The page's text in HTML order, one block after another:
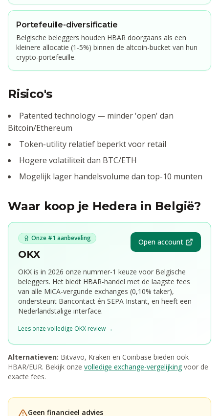
Portefeuille-diversificatie
Belgische beleggers houden HBAR doorgaans als een
kleinere allocatie (1-5%) binnen de altcoin-bucket van hun
crypto-portefeuille.
Risico's
Patented technology — minder 'open' dan
Bitcoin/Ethereum
Token-utility relatief beperkt voor retail
Hogere volatiliteit dan BTC/ETH
Mogelijk lager handelsvolume dan top-10 munten
Waar koop je Hedera in België?
Onze #1 aanbeveling
OKX
Open account
OKX is in 2026 onze nummer-1 keuze voor Belgische
beleggers. Het biedt HBAR-handel met de laagste fees
van alle MiCA-vergunde exchanges (0,10% taker),
ondersteunt Bancontact én SEPA Instant, en heeft een
Nederlandstalige interface.
Lees onze volledige OKX review →
Alternatieven: Bitvavo, Kraken en Coinbase bieden ook
HBAR/EUR. Bekijk onze volledige exchange-vergelijking voor de
exacte fees.
Geen financieel advies